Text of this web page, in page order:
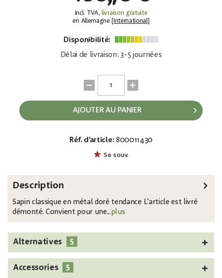
incl. TVA,livraison gratuite
en Allemagne [
International]
Disponibilité:
Délai de livraison: 3-5 journées
AJOUTER AU PANIER
Réf. d’article: 800011430
Se souv.
Description
Sapin classique en métal doré tendance L'article est livré
démonté. Convient pour une...plus
Alternatives 5
Accessories 5